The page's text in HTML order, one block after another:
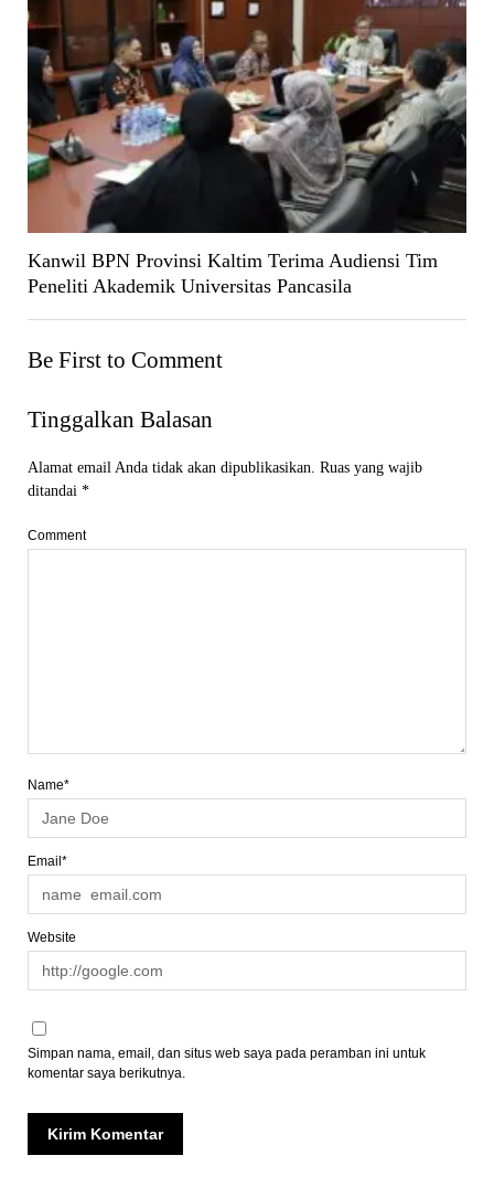
Kanwil BPN Provinsi Kaltim Terima Audiensi Tim
Peneliti Akademik Universitas Pancasila
Be First to Comment
Tinggalkan Balasan
Alamat email Anda tidak akan dipublikasikan. Ruas yang wajib
ditandai *
Comment
Name*
Email*
Website
Simpan nama, email, dan situs web saya pada peramban ini untuk
komentar saya berikutnya.